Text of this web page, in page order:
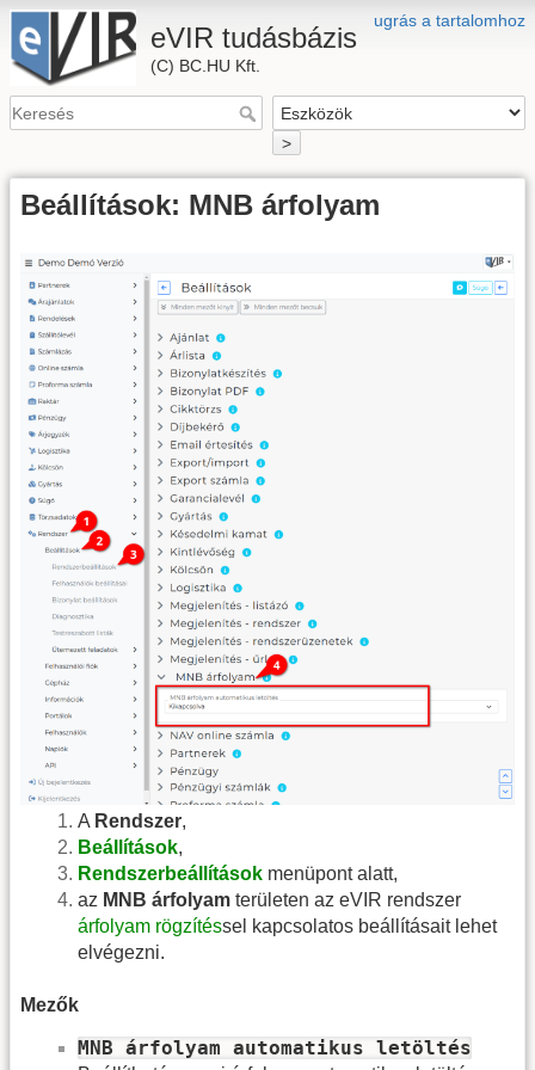
ugrás a tartalomhoz
eVIR tudásbázis
(C) BC.HU Kft.
>
Beállítások: MNB árfolyam
A Rendszer,
Beállítások,
Rendszerbeállítások menüpont alatt,
az MNB árfolyam területen az eVIR rendszer
árfolyam rögzítéssel kapcsolatos beállításait lehet
elvégezni.
Mezők
MNB árfolyam automatikus letöltés